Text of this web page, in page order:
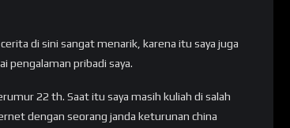
di sini sangat menarik, karena itu saya juga
pengalaman pribadi saya.
22 th. Saat itu saya masih kuliah di salah
dengan seorang janda keturunan china